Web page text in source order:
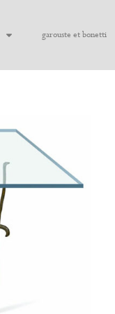
garouste et bonetti